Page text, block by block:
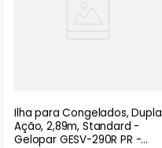
Ilha para Congelados, Dupla
Ação, 2,89m, Standard -
Gelopar GESV-290R PR -